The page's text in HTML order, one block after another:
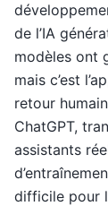
de l’IA
modèles ont
mais c’est
retour
ChatGPT,
assistants
difficile pour